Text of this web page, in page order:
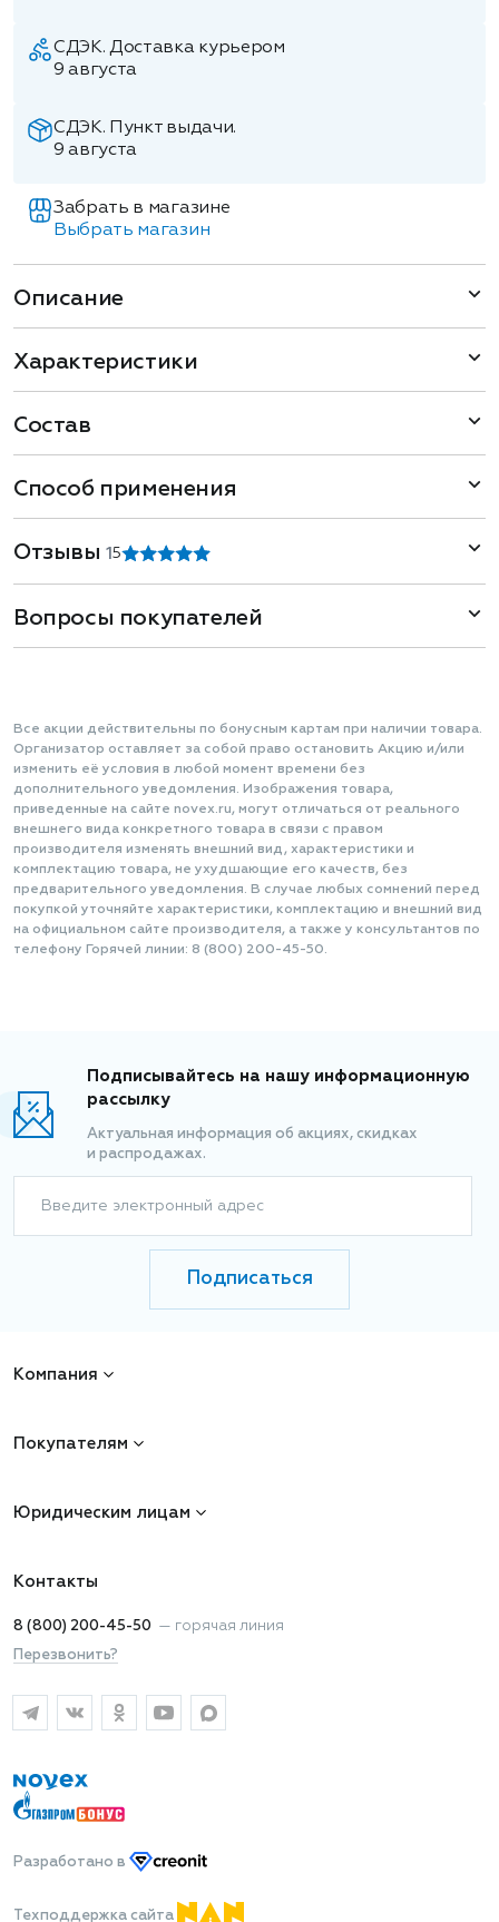
СДЭК. Доставка курьером
9 августа
СДЭК. Пункт выдачи.
9 августа
Забрать в магазине
Выбрать магазин
Описание
Характеристики
Состав
Способ применения
Отзывы1 5
Вопросы покупателей
Все акции действительны по бонусным картам при наличии товара.
Организатор оставляет за собой право остановить Акцию и/или
изменить её условия в любой момент времени без
дополнительного уведомления. Изображения товара,
приведенные на сайте novex.ru, могут отличаться от реального
внешнего вида конкретного товара в связи с правом
производителя изменять внешний вид, характеристики и
комплектацию товара, не ухудшающие его качеств, без
предварительного уведомления. В случае любых сомнений перед
покупкой уточняйте характеристики, комплектацию и внешний вид
на официальном сайте производителя, а также у консультантов по
телефону Горячей линии: 8 (800) 200-45-50.
Подписывайтесь на нашу информационную
рассылку
Актуальная информация об акциях, скидках
и распродажах.
Введите электронный адрес
Подписаться
Компания
Покупателям
Юридическим лицам
Контакты
8 (800) 200-45-50 — горячая линия
Перезвонить?
Разработано в
Техподдержка сайта